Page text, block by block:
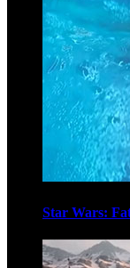
Star Wars: